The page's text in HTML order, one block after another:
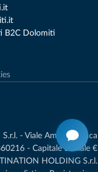
B2C Dolomiti
- Viale Amedeo Duca
- Capitale Sociale €
HOLDING S.r.l.